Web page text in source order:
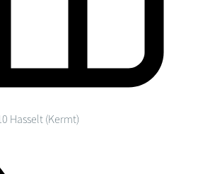
Hasselt (Kermt)